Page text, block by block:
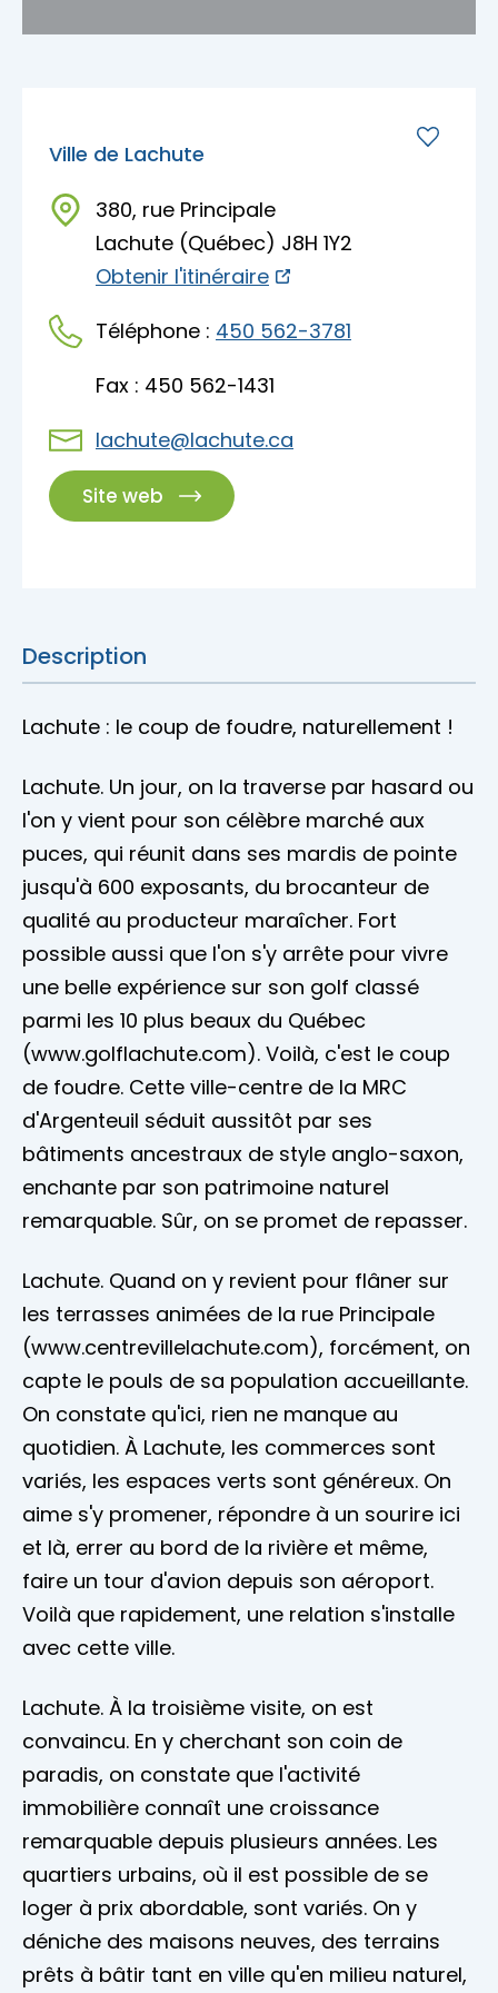
Escapades plein air
Escapades familiales
Carte des attraits
Calendrier
Mariages
Accès membre
Nous joindre
Ville de Lachute
380, rue Principale
Lachute (Québec) J8H 1Y2
Obtenir l'itinéraire
Téléphone : 450 562-3781
Fax : 450 562-1431
lachute@lachute.ca
Site web
Description
Lachute : le coup de foudre, naturellement !
Lachute. Un jour, on la traverse par hasard ou
l'on y vient pour son célèbre marché aux
puces, qui réunit dans ses mardis de pointe
jusqu'à 600 exposants, du brocanteur de
qualité au producteur maraîcher. Fort
possible aussi que l'on s'y arrête pour vivre
une belle expérience sur son golf classé
parmi les 10 plus beaux du Québec
(www.golflachute.com). Voilà, c'est le coup
de foudre. Cette ville-centre de la MRC
d'Argenteuil séduit aussitôt par ses
bâtiments ancestraux de style anglo-saxon,
enchante par son patrimoine naturel
remarquable. Sûr, on se promet de repasser.
Lachute. Quand on y revient pour flâner sur
les terrasses animées de la rue Principale
(www.centrevillelachute.com), forcément, on
capte le pouls de sa population accueillante.
On constate qu'ici, rien ne manque au
quotidien. À Lachute, les commerces sont
variés, les espaces verts sont généreux. On
aime s'y promener, répondre à un sourire ici
et là, errer au bord de la rivière et même,
faire un tour d'avion depuis son aéroport.
Voilà que rapidement, une relation s'installe
avec cette ville.
Lachute. À la troisième visite, on est
convaincu. En y cherchant son coin de
paradis, on constate que l'activité
immobilière connaît une croissance
remarquable depuis plusieurs années. Les
quartiers urbains, où il est possible de se
loger à prix abordable, sont variés. On y
déniche des maisons neuves, des terrains
prêts à bâtir tant en ville qu'en milieu naturel,